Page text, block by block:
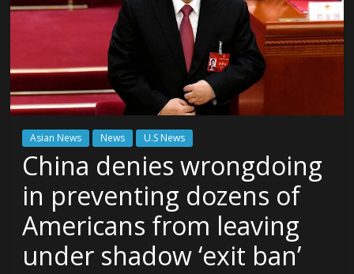
Asian News News U.S News
China denies wrongdoing
in preventing dozens of
Americans from leaving
under shadow ‘exit ban’